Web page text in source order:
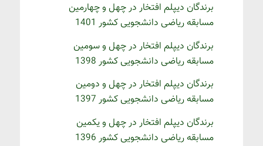
برندگان دیپلم افتخار در چهل و چهارمین
مسابقه ریاضی دانشجویی کشور 1401
برندگان دیپلم افتخار در چهل و سومین
مسابقه ریاضی دانشجویی کشور 1398
برندگان دیپلم افتخار در چهل و دومین
مسابقه ریاضی دانشجویی کشور 1397
برندگان دیپلم افتخار در چهل و یکمین
مسابقه ریاضی دانشجویی کشور 1396